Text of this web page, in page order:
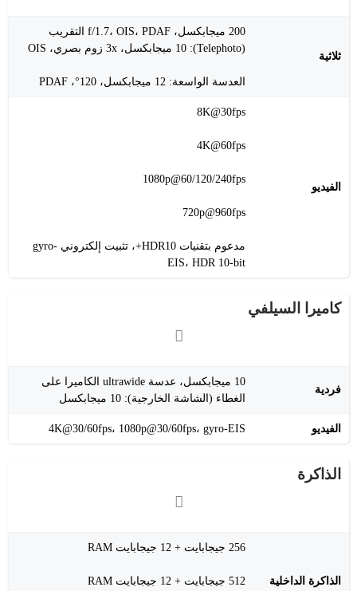
ثلاثية
200 ميجابكسل، f/1.7، OIS، PDAF التقريب
(Telephoto): 10 ميجابكسل، 3x زوم بصري، OIS
العدسة الواسعة: 12 ميجابكسل، 120°، PDAF
الفيديو
8K@30fps
4K@60fps
1080p@60/120/240fps
720p@960fps
مدعوم بتقنيات HDR10+، تثبيت إلكتروني gyro-
EIS، HDR 10-bit
كاميرا السيلفي
فردية
10 ميجابكسل، عدسة ultrawide الكاميرا على
الغطاء (الشاشة الخارجية): 10 ميجابكسل
الفيديو 4K@30/60fps، 1080p@30/60fps، gyro-EIS
الذاكرة
الذاكرة الداخلية
256 جيجابايت + 12 جيجابايت RAM
512 جيجابايت + 12 جيجابايت RAM